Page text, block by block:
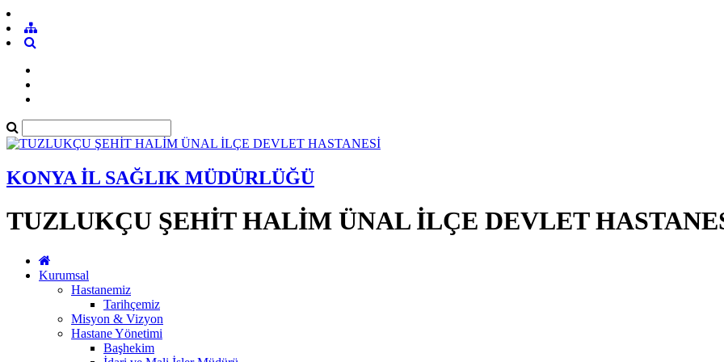
KONYA İL SAĞLIK MÜDÜRLÜĞÜ
TUZLUKÇU ŞEHİT HALİM ÜNAL İLÇE DEVLET
Kurumsal
Hastanemiz
Tarihçemiz
Misyon & Vizyon
Hastane Yönetimi
Başhekim